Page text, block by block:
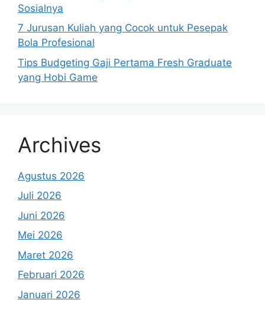
Sosialnya
7 Jurusan Kuliah yang Cocok untuk Pesepak
Bola Profesional
Tips Budgeting Gaji Pertama Fresh Graduate
yang Hobi Game
Archives
Agustus 2026
Juli 2026
Juni 2026
Mei 2026
Maret 2026
Februari 2026
Januari 2026